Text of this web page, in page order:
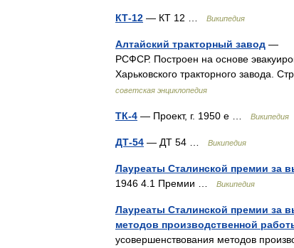
КТ-12 — КТ 12 … Википедия
Алтайский тракторный завод —
РСФСР. Построен на основе
Харьковского тракторного завода.
советская энциклопедия
ТК-4 — Проект, г. 1950 е … Википедия
ДТ-54 — ДТ 54 … Википедия
Лауреаты Сталинской премии за
1946 4.1 Премии …
Википедия
Лауреаты Сталинской премии за
методов производственной
усовершенствования методов